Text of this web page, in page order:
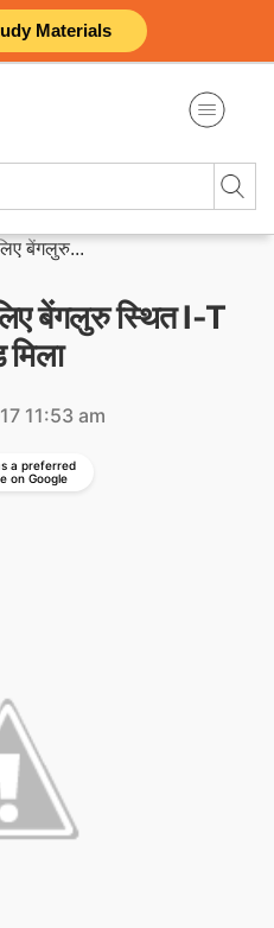
Materials
बेंगलुरु...
बेंगलुरु स्थित I-T
11:53 am
a preferred
on Google